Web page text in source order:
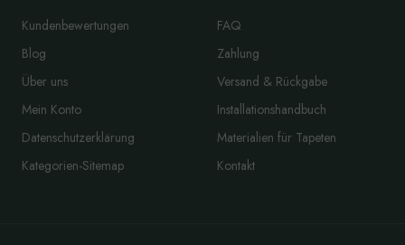
Kundenbewertungen
Blog
Über uns
Mein Konto
Datenschutzerklärung
Kategorien-Sitemap
FAQ
Zahlung
Versand & Rückgabe
Installationshandbuch
Materialien für Tapeten
Kontakt